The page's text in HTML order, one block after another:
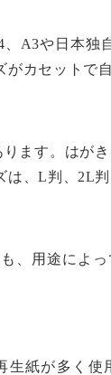
A3や日本独
カセットで
ます。はが
、L判、2L判
、用途によ
紙が多く使